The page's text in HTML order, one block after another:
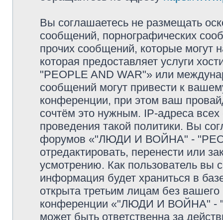
Вы соглашаетесь не размещать
сообщений, порнографических
прочих сообщений, которые могут
которая предоставляет услуги
"PEOPLE AND WAR"» или
сообщений могут привести к
конференции, при этом ваш
сочтём это нужным. IP-адреса
проведения такой политики. Вы
форумов «"ЛЮДИ И ВОЙНА" -
отредактировать, перенести или
усмотрению. Как пользователь вы
информация будет храниться в
открыта третьим лицам без
конференции «"ЛЮДИ И ВОЙНА" -
может быть ответственна за